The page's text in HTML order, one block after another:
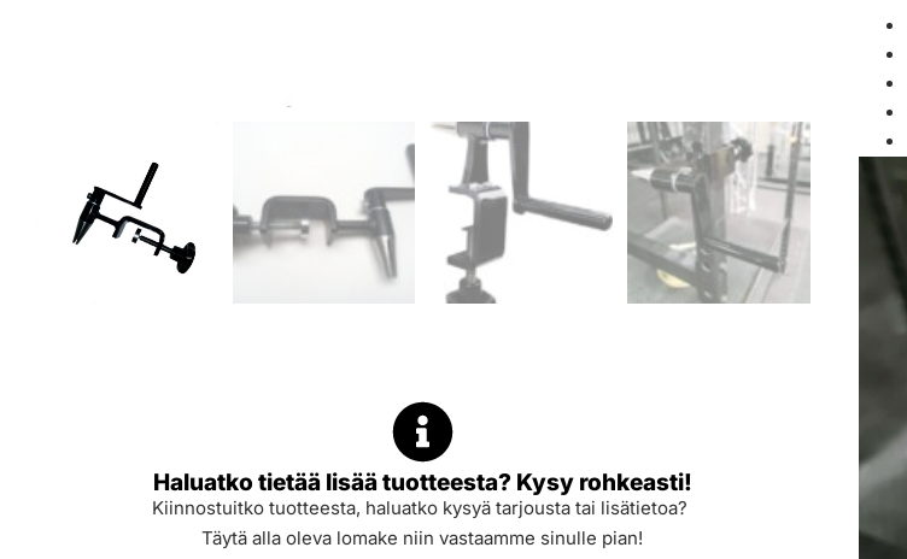
Haluatko tietää lisää tuotteesta? Kysy rohkeasti!
Kiinnostuitko tuotteesta, haluatko kysyä tarjousta tai lisätietoa?
Täytä alla oleva lomake niin vastaamme sinulle pian!